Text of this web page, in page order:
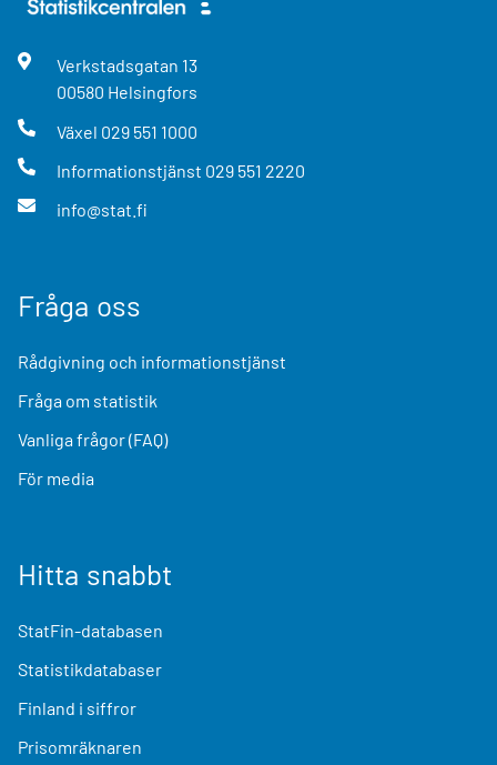
Verkstadsgatan 13
00580 Helsingfors
Växel 029 551 1000
Informationstjänst 029 551 2220
info@stat.fi
Fråga oss
Rådgivning och informationstjänst
Fråga om statistik
Vanliga frågor (FAQ)
För media
Hitta snabbt
StatFin-databasen
Statistikdatabaser
Finland i siffror
Prisomräknaren